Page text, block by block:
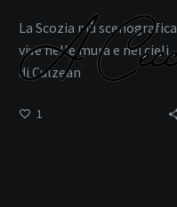
La Scozia più scenografica
vive nelle mura e nei cieli
di Culzean
1